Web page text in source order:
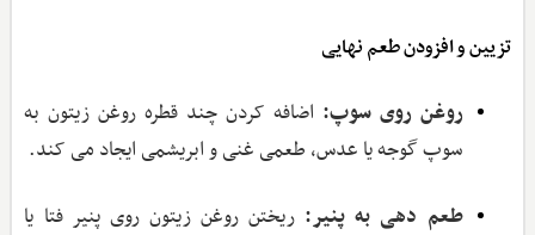
تزیین و افزودن طعم نهایی
روغن روی سوپ: اضافه کردن چند قطره روغن زیتون به
سوپ گوجه یا عدس، طعمی غنی و ابریشمی ایجاد می‌ کند.
طعم ‌دهی به پنیر: ریختن روغن زیتون روی پنیر فتا یا